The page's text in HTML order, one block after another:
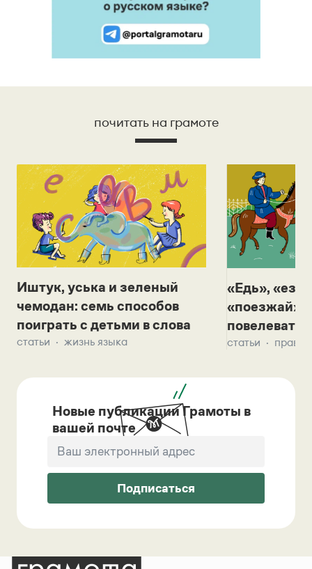
почитать на грамоте
Иштук, уська и зеленый
чемодан: семь способов
поиграть с детьми в слова
статьи жизнь языка
«Едь»,
«поезжай»?
повелевать
статьи
Новые публикации Грамоты в
вашей почте
Подписаться